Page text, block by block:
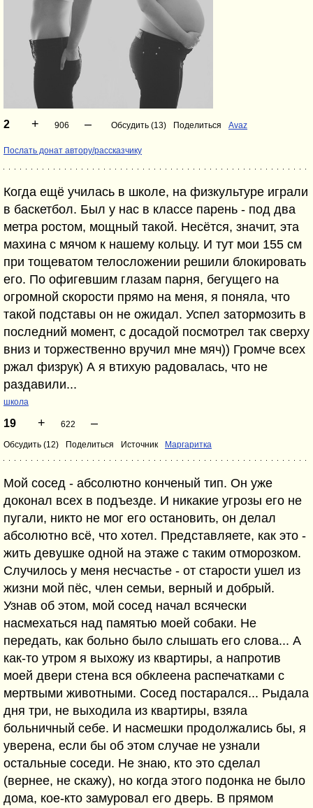
2 + 906 – Обсудить (13) Поделиться Avaz
Послать донат автору/рассказчику
Когда ещё училась в школе, на физкультуре играли
в баскетбол. Был у нас в классе парень - под два
метра ростом, мощный такой. Несётся, значит, эта
махина с мячом к нашему кольцу. И тут мои 155 см
при тощеватом телосложении решили блокировать
его. По офигевшим глазам парня, бегущего на
огромной скорости прямо на меня, я поняла, что
такой подставы он не ожидал. Успел затормозить в
последний момент, с досадой посмотрел так сверху
вниз и торжественно вручил мне мяч)) Громче всех
ржал физрук) А я втихую радовалась, что не
раздавили...
школа
19 + 622 –
Обсудить (12) Поделиться Источник Маргаритка
Мой сосед - абсолютно конченый тип. Он уже
доконал всех в подъезде. И никакие угрозы его не
пугали, никто не мог его остановить, он делал
абсолютно всё, что хотел. Представляете, как это -
жить девушке одной на этаже с таким отморозком.
Случилось у меня несчастье - от старости ушел из
жизни мой пёс, член семьи, верный и добрый.
Узнав об этом, мой сосед начал всячески
насмехаться над памятью моей собаки. Не
передать, как больно было слышать его слова... А
как-то утром я выхожу из квартиры, а напротив
моей двери стена вся обклеена распечатками с
мертвыми животными. Сосед постарался... Рыдала
дня три, не выходила из квартиры, взяла
больничный себе. И насмешки продолжались бы, я
уверена, если бы об этом случае не узнали
остальные соседи. Не знаю, кто это сделал
(вернее, не скажу), но когда этого подонка не было
дома, кое-кто замуровал его дверь. В прямом